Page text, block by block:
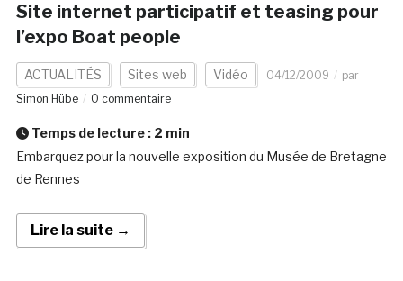
Site internet participatif et teasing pour
l’expo Boat people
ACTUALITÉS Sites web Vidéo 04/12/2009
par
Simon Hübe
0 commentaire
Temps de lecture : 2 min
Embarquez pour la nouvelle exposition du Musée de Bretagne
de Rennes
Lire la suite →